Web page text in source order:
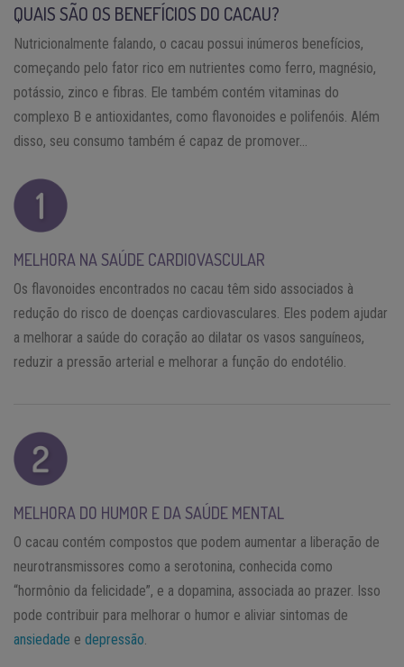
QUAIS SÃO OS BENEFÍCIOS DO CACAU?
Nutricionalmente falando, o cacau possui inúmeros benefícios,
começando pelo fator rico em nutrientes como ferro, magnésio,
potássio, zinco e fibras. Ele também contém vitaminas do
complexo B e antioxidantes, como flavonoides e polifenóis. Além
disso, seu consumo também é capaz de promover…
MELHORA NA SAÚDE CARDIOVASCULAR
Os flavonoides encontrados no cacau têm sido associados à
redução do risco de doenças cardiovasculares. Eles podem ajudar
a melhorar a saúde do coração ao dilatar os vasos sanguíneos,
reduzir a pressão arterial e melhorar a função do endotélio.
MELHORA DO HUMOR E DA SAÚDE MENTAL
O cacau contém compostos que podem aumentar a liberação de
neurotransmissores como a serotonina, conhecida como
“hormônio da felicidade”, e a dopamina, associada ao prazer. Isso
pode contribuir para melhorar o humor e aliviar sintomas de
ansiedade e depressão